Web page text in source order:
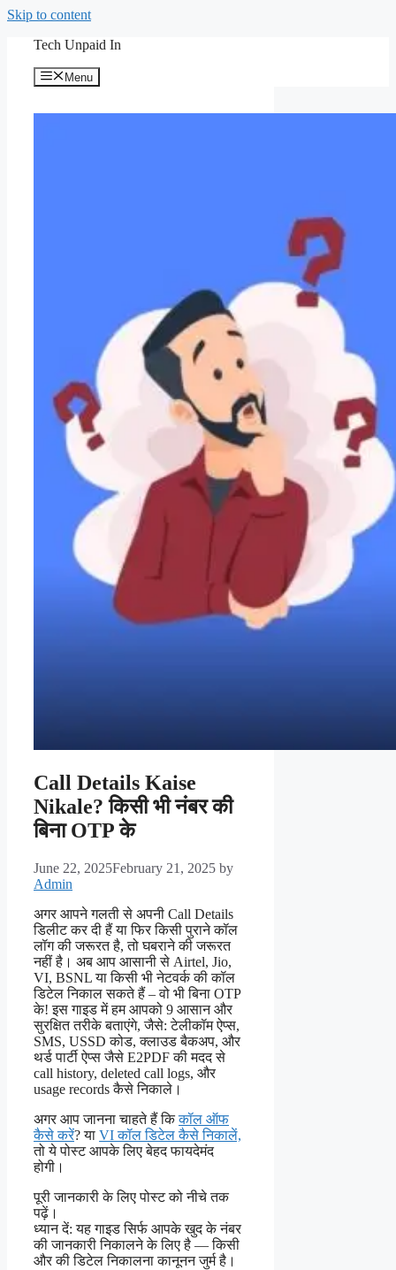
Skip to content
Tech Unpaid In
Menu
Call Details Kaise
Nikale? किसी भी नंबर की
बिना OTP के
June 22, 2025February 21, 2025 by
Admin
अगर आपने गलती से अपनी Call Details
डिलीट कर दी हैं या फिर किसी पुराने कॉल
लॉग की जरूरत है, तो घबराने की जरूरत
नहीं है। अब आप आसानी से Airtel, Jio,
VI, BSNL या किसी भी नेटवर्क की कॉल
डिटेल निकाल सकते हैं – वो भी बिना OTP
के! इस गाइड में हम आपको 9 आसान और
सुरक्षित तरीके बताएंगे, जैसे: टेलीकॉम ऐप्स,
SMS, USSD कोड, क्लाउड बैकअप, और
थर्ड पार्टी ऐप्स जैसे E2PDF की मदद से
call history, deleted call logs, और
usage records कैसे निकाले।
अगर आप जानना चाहते हैं किकॉल ऑफ
कैसे करें? या VI कॉल डिटेल कैसे निकालें,
तो ये पोस्ट आपके लिए बेहद फायदेमंद
होगी।
पूरी जानकारी के लिए पोस्ट को नीचे तक
पढ़ें।
ध्यान दें: यह गाइड सिर्फ आपके खुद के नंबर
की जानकारी निकालने के लिए है — किसी
और की डिटेल निकालना कानूनन जुर्म है।